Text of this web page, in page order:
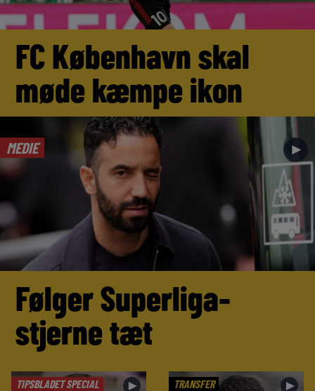
FC København skal
møde kæmpe ikon
MEDIE ►
Følger Superliga-
stjerne tæt
TIPSBLADET SPECIAL ► TRANSFER ►